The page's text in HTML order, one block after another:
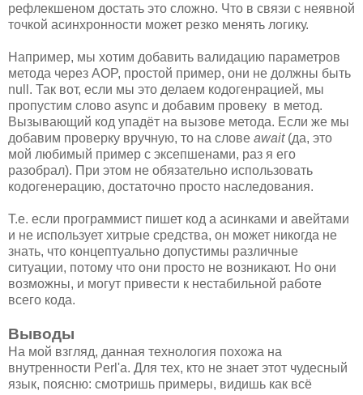
рефлекшеном достать это сложно. Что в связи с неявной
точкой асинхронности может резко менять логику.
Например, мы хотим добавить валидацию параметров
метода через AOP, простой пример, они не должны быть
null. Так вот, если мы это делаем кодогенрацией, мы
пропустим слово async и добавим провеку в метод.
Вызывающий код упадёт на вызове метода. Если же мы
добавим проверку вручную, то на слове await(да, это
мой любимый пример с эксепшенами, раз я его
разобрал). При этом не обязательно использовать
кодогенерацию, достаточно просто наследования.
Т.е. если программист пишет код а асинками и авейтами
и не использует хитрые средства, он может никогда не
знать, что концептуально допустимы различные
ситуации, потому что они просто не возникают. Но они
возможны, и могут привести к нестабильной работе
всего кода.
Выводы
На мой взгляд, данная технология похожа на
внутренности Perl'а. Для тех, кто не знает этот чудесный
язык, поясню: смотришь примеры, видишь как всё